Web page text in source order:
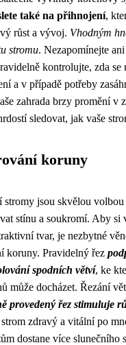
také na přihnojení,
růst a vývoj. Vhodným
stromu. Nezapomínejte
kontrolujte, zda se
a v případě potřeby
zahrada brzy promění v
sledovat, jak vaše
koruny
stromy jsou skvělou
stínu a soukromí. Aby si
tvar, je nezbytné
koruny. Pravidelný řez
spodních větví, ke
může docházet. Řezání
provedený řez stimuluje
strom zdravý a vitální po
dostane více slunečního